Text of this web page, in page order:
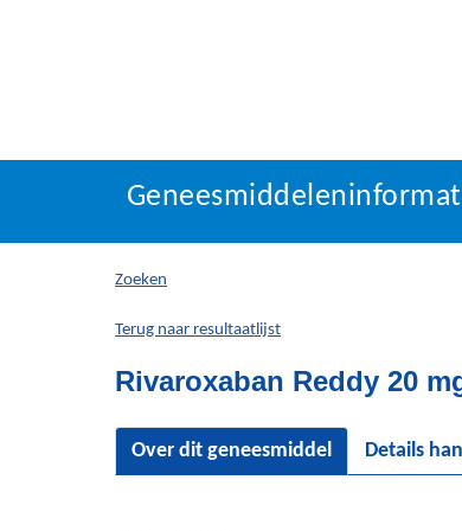
U
hier:
Zoeken
Terug naar resultaatlijst
Rivaroxaban Reddy 20
Over dit geneesmiddel Details